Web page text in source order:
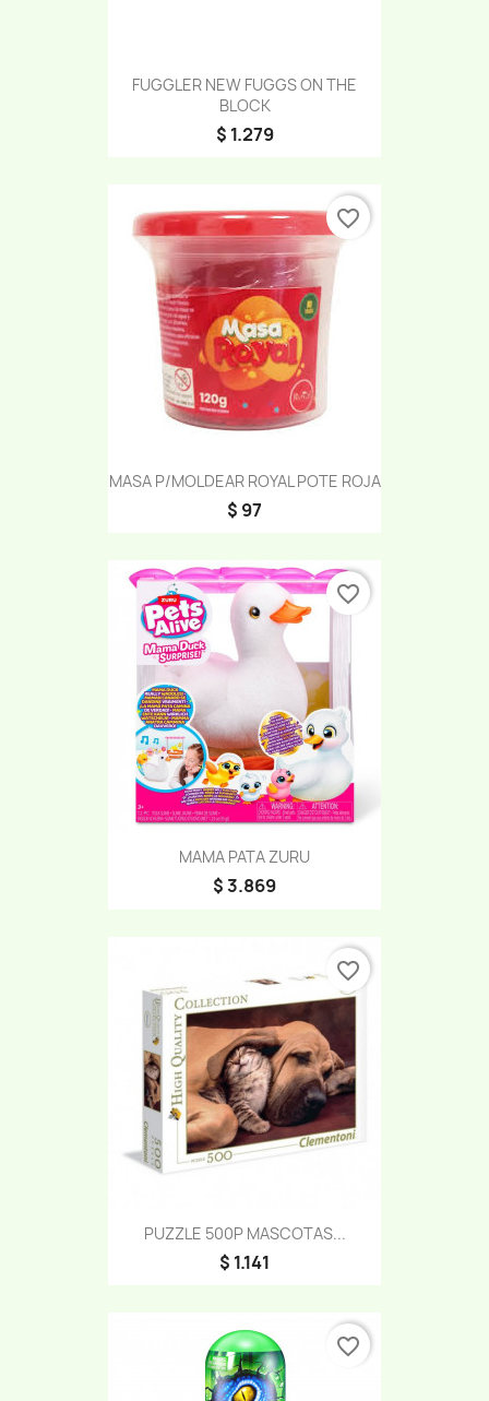
FUGGLER NEW FUGGS ON THE
BLOCK
$ 1.279
MASA P/MOLDEAR ROYAL POTE ROJA
$ 97
favorite_border
MAMA PATA ZURU
$ 3.869
favorite_border
PUZZLE 500P MASCOTAS...
$ 1.141
favorite_border
favorite_border